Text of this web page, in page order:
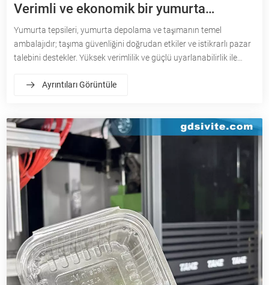
Verimli ve ekonomik bir yumurta
paketleme çözümü
Yumurta tepsileri, yumurta depolama ve taşımanın temel
ambalajıdır; taşıma güvenliğini doğrudan etkiler ve istikrarlı pazar
talebini destekler. Yüksek verimlilik ve güçlü uyarlanabilirlik ile
haline geldi.Ayrıntıları Görüntüle